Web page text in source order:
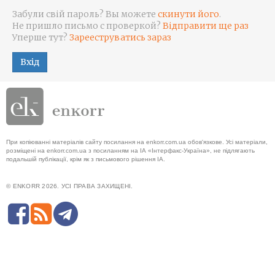
Забули свій пароль? Вы можете скинути його.
Не пришло письмо с проверкой? Відправити ще раз
Уперше тут? Зарееструватись зараз
Вхід
При копіюванні матеріалів сайту посилання на enkorr.com.ua обов'язкове. Усі матеріали,
розміщені на enkorr.com.ua з посиланням на ІА «Інтерфакс-Україна», не підлягають
подальшій публікації, крім як з письмового рішення ІА.
© ENKORR 2026. УСІ ПРАВА ЗАХИЩЕНІ.